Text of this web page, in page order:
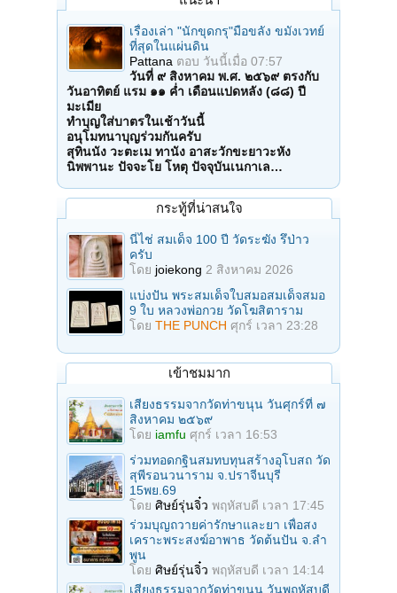
เรื่องเล่า "นักขุดกรุ"มือขลัง ขมังเวทย์
ที่สุดในแผ่นดิน
Pattana ตอบ วันนี้เมื่อ 07:57
วันที่ ๙ สิงหาคม พ.ศ. ๒๕๖๙ ตรงกับ
วันอาทิตย์ แรม ๑๑ ค่ำ เดือนแปดหลัง (๘๘) ปี
มะเมีย
ทำบุญใส่บาตรในเช้าวันนี้
อนุโมทนาบุญร่วมกันครับ
สุทินนัง วะตะเม ทานัง อาสะวักขะยาวะหัง
นิพพานะ ปัจจะโย โหตุ ปัจจุบันเนกาเล…
กระทู้ที่น่าสนใจ
นี่ไช่ สมเด็จ 100 ปี วัดระฆัง รึป่าว
ครับ
โดย joiekong 2 สิงหาคม 2026
แบ่งปัน พระสมเด็จใบสมอสมเด็จสมอ
9 ใบ หลวงพ่อกวย วัดโฆสิตาราม
โดย THE PUNCH ศุกร์ เวลา 23:28
เข้าชมมาก
เสียงธรรมจากวัดท่าขนุน วันศุกร์ที่ ๗
สิงหาคม ๒๕๖๙
โดย iamfu ศุกร์ เวลา 16:53
ร่วมทอดกฐินสมทบทุนสร้างอุโบสถ วัด
สุพีรอนวนาราม จ.ปราจีนบุรี
15พย.69
โดย ศิษย์รุ่นจิ๋ว พฤหัสบดี เวลา 17:45
ร่วมบุญถวายค่ารักษาและยา เพื่อสง
เคราะพระสงฆ์อาพาธ วัดต้นปัน จ.ลํา
พูน
โดย ศิษย์รุ่นจิ๋ว พฤหัสบดี เวลา 14:14
เสียงธรรมจากวัดท่าขนุน วันพฤหัสบดี